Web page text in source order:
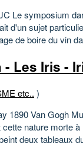
Le symposium
d'un sujet
de boire du vin
Les Iris -
etc.. )
1890 Van Gogh
nature morte
deux tableaux